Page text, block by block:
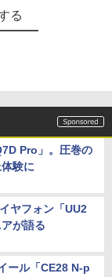
る
Pro」。圧巻の
験に
ヤフォン「UU2
が語る
ール「CE28 N-p